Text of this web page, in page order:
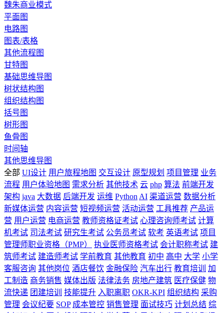
魏朱商业模式
平面图
电路图
图表/表格
其他流程图
甘特图
基础思维导图
树状结构图
组织结构图
括号图
树形图
鱼骨图
时间轴
其他思维导图
全部 UI设计 用户旅程地图 交互设计 原型规划 项目管理 业务
流程 用户体验地图 需求分析 其他技术 云 php 算法 前端开发
架构 java 大数据 后端开发 运维 Python AI 渠道运营 数据分析
新媒体运营 内容运营 短视频运营 活动运营 工具推荐 产品运
营 用户运营 电商运营 教师资格证考试 心理咨询师考试 计算
机考试 司法考试 研究生考试 公务员考试 软考 英语考试 项目
管理师职业资格（PMP）
执业医师资格考试 会计职称考试 建
筑师考试 建造师考试 学前教育 其他教育 初中 高中 大学 小学
客服咨询 其他岗位 酒店餐饮 金融保险 汽车出行 教育培训
加
工制造 商务销售 媒体出版 法律法务 房地产建筑 医疗保健 物
流快递 团建培训 技能提升 入职离职 OKR-KPI 组织结构 采购
管理 会议纪要 SOP 成本管控 销售管理 面试技巧 计划总结 综